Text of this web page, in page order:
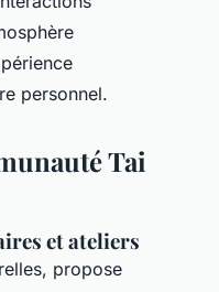
personnel.
Tai
et ateliers
propose